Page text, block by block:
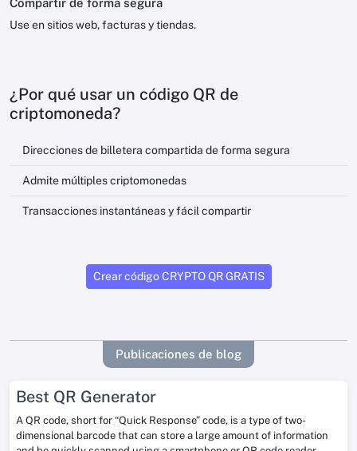
Compartir de forma segura
Use en sitios web, facturas y tiendas.
¿Por qué usar un código QR de
criptomoneda?
Direcciones de billetera compartida de forma segura
Admite múltiples criptomonedas
Transacciones instantáneas y fácil compartir
Crear código CRYPTO QR GRATIS
Publicaciones de blog
Best QR Generator
A QR code, short for “Quick Response” code, is a type of two-
dimensional barcode that can store a large amount of information